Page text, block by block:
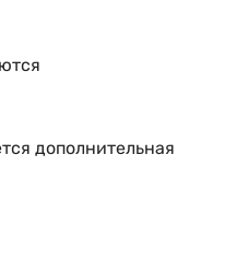
дополнительная